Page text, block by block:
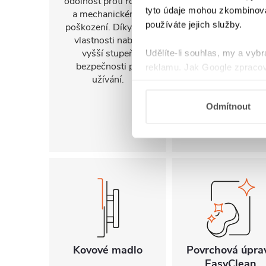
tyto údaje mohou
používáte jejich služby.
Udělíte-li souhlas, my a
reklamu. Jak Google
Odmítnout
a mechanickému
poškození. Díky této
vlastnosti nabízí
vyšší stupeň
bezpečnosti při
užívání.
uspořádání
a jejím prostorovým
Kovové madlo
Povrchová